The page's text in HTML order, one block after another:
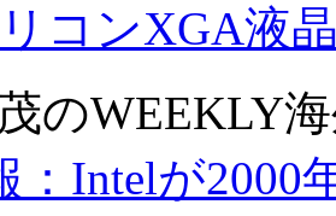
コンXGA液
のWEEKLY
：Intelが2000